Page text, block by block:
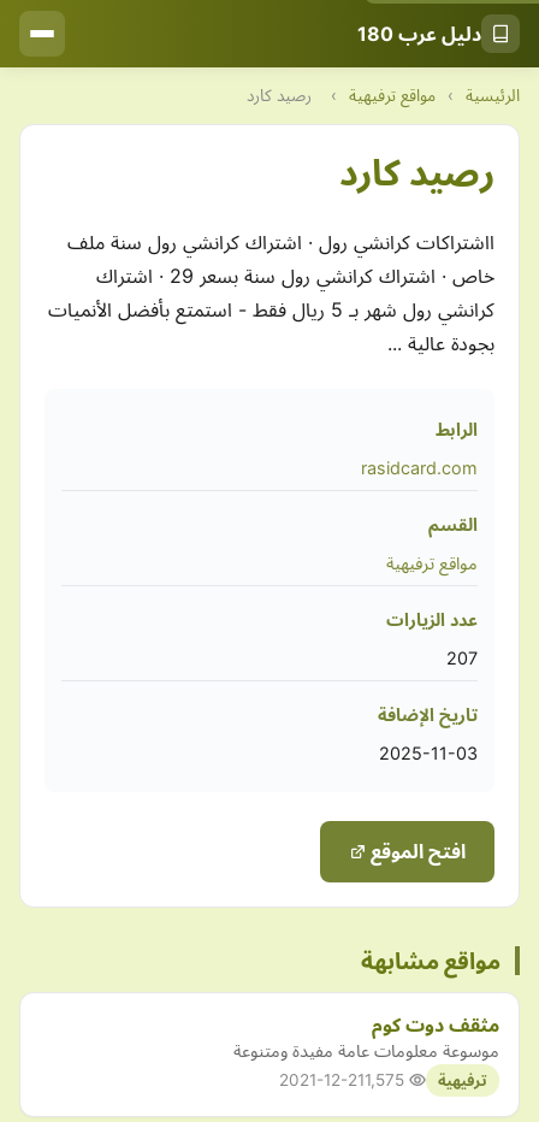
دليل عرب 180
الرئيسية › مواقع ترفيهية › رصيد كارد
رصيد كارد
ااشتراكات كرانشي رول · اشتراك كرانشي رول سنة ملف
خاص · اشتراك كرانشي رول سنة بسعر 29 · اشتراك
كرانشي رول شهر بـ 5 ريال فقط - استمتع بأفضل الأنميات
بجودة عالية ...
الرابط
rasidcard.com
القسم
مواقع ترفيهية
عدد الزيارات
207
تاريخ الإضافة
2025-11-03
افتح الموقع
مواقع مشابهة
مثقف دوت كوم
موسوعة معلومات عامة مفيدة ومتنوعة
ترفيهية 2021-12-21